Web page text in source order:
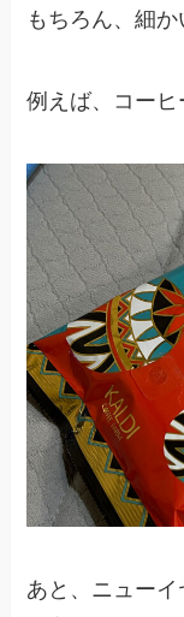
もちろん、細か
例えば、コーヒ
あと、ニュー